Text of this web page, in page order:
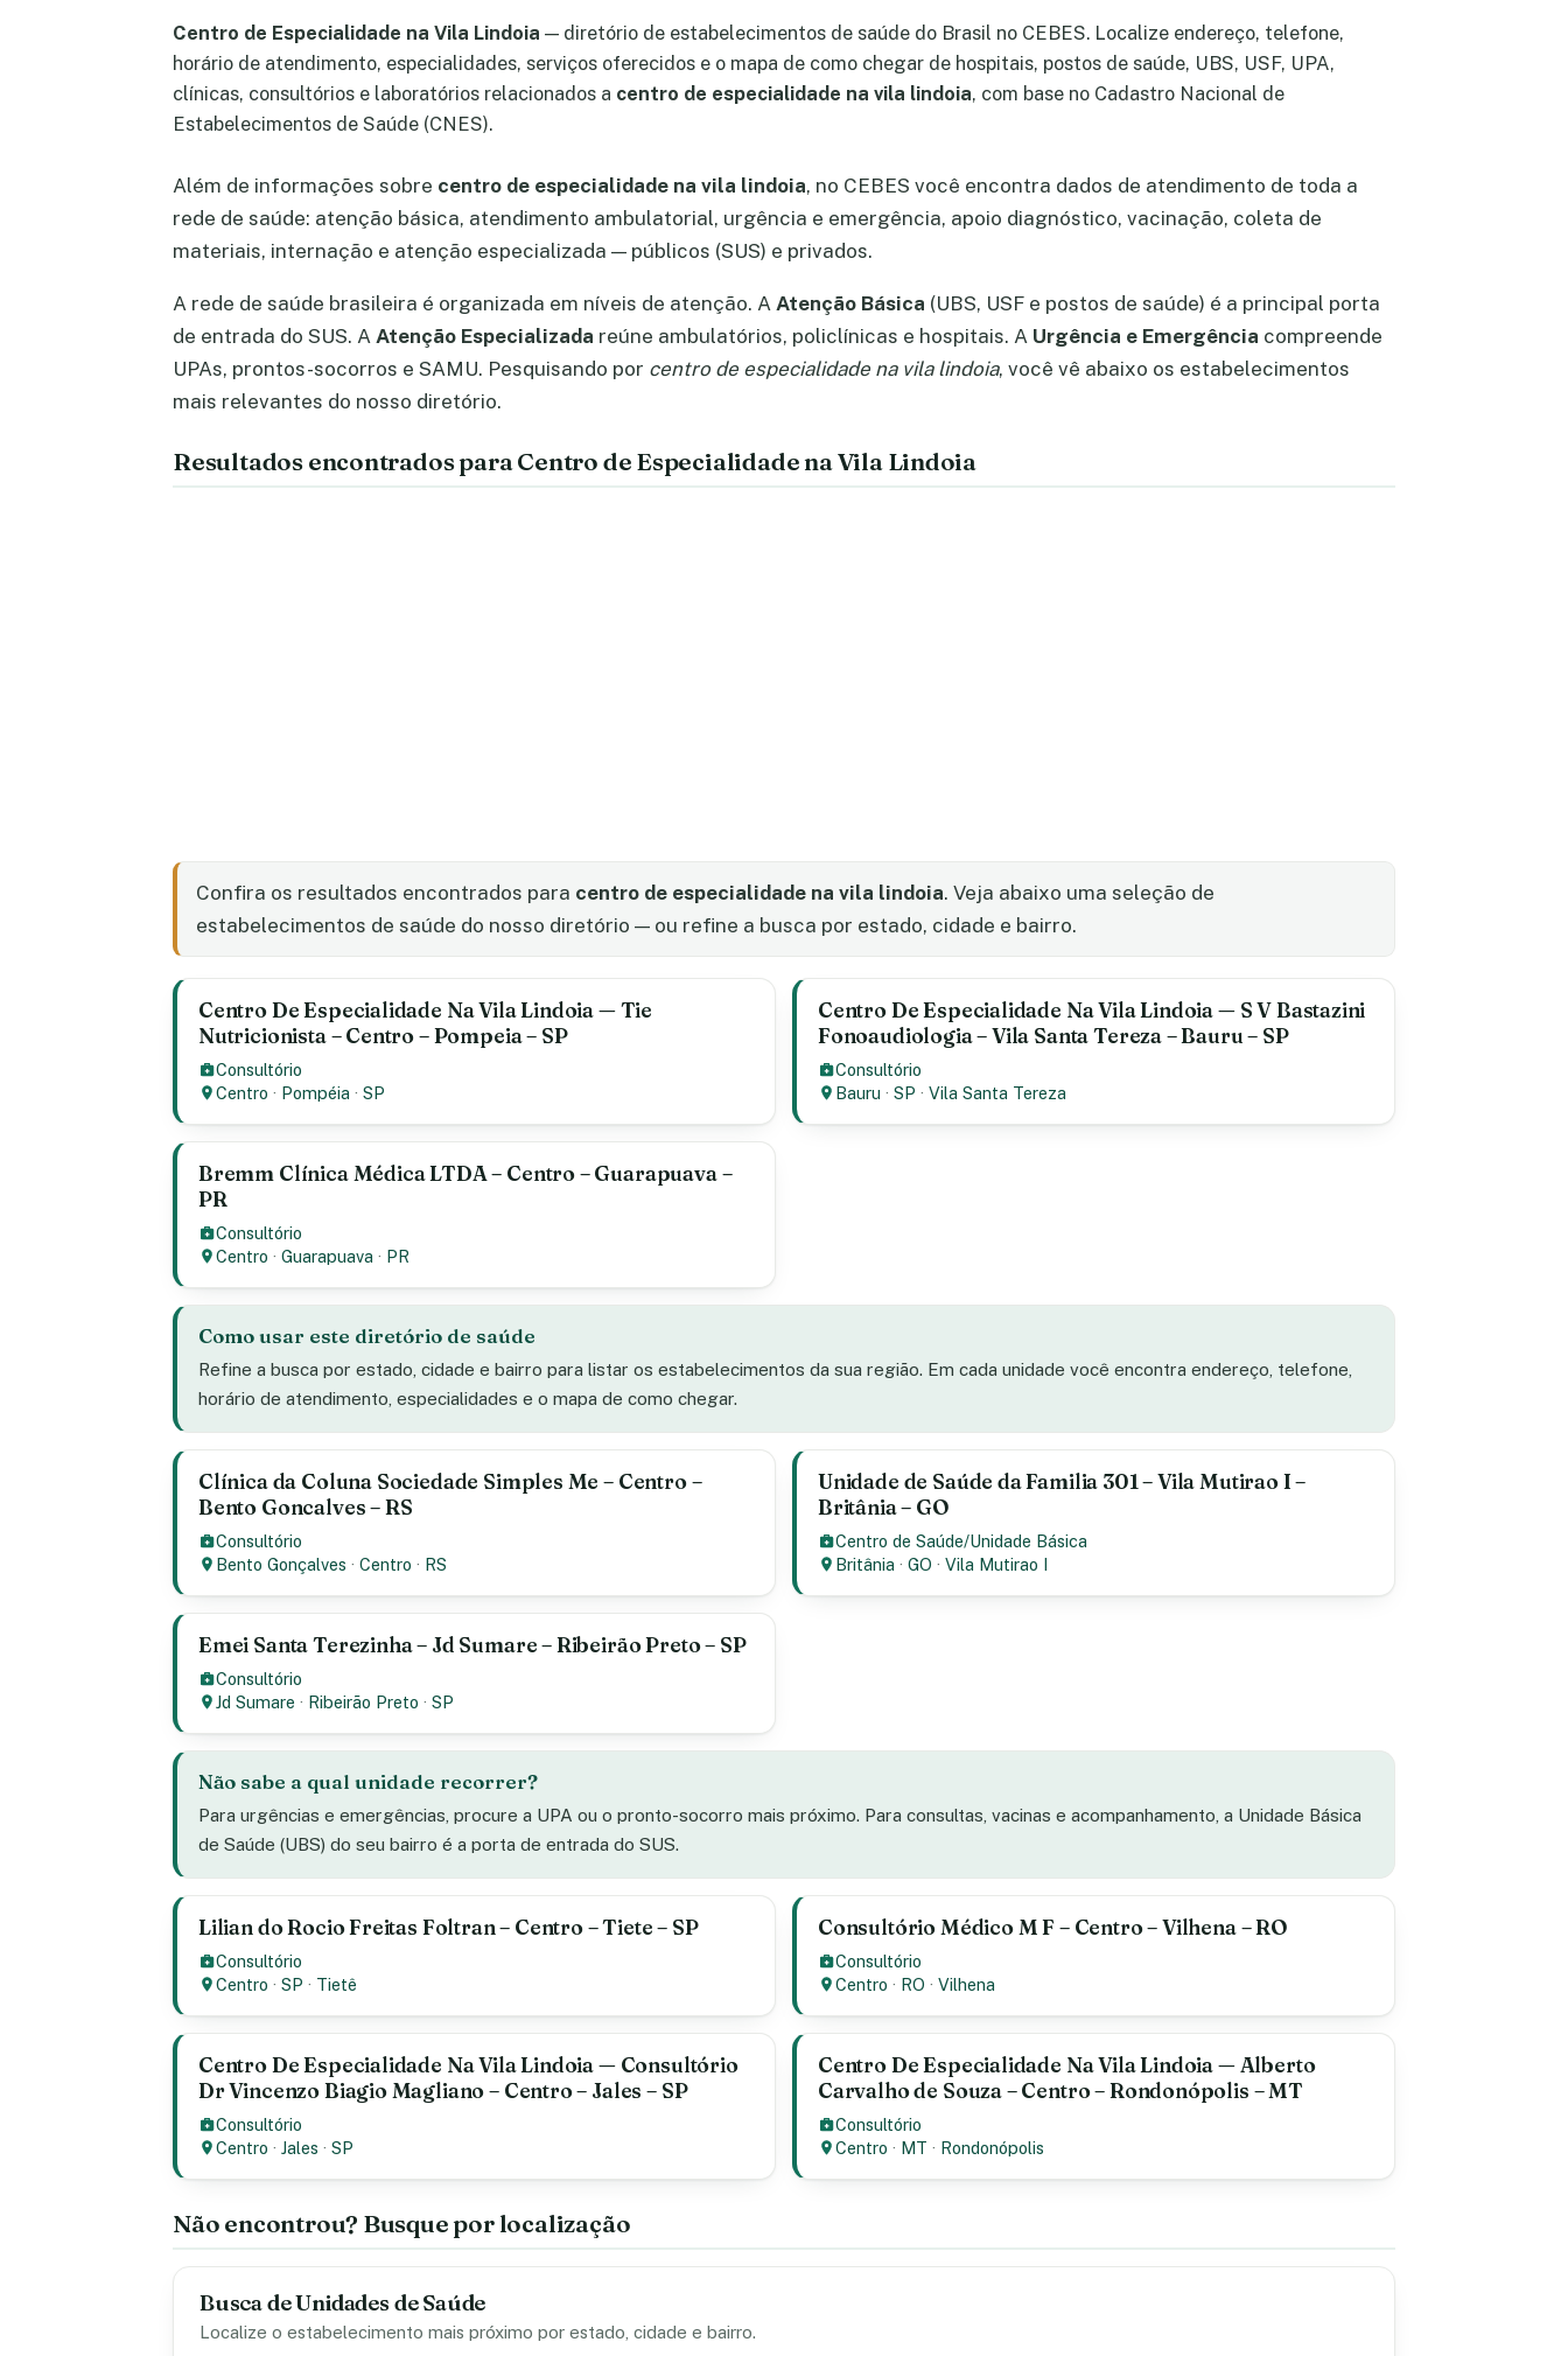
Centro de Especialidade na Vila Lindoia — diretório de estabelecimentos de saúde do Brasil no CEBES. Localize endereço, telefone,
horário de atendimento, especialidades, serviços oferecidos e o mapa de como chegar de hospitais, postos de saúde, UBS, USF, UPA,
clínicas, consultórios e laboratórios relacionados a centro de especialidade na vila lindoia, com base no Cadastro Nacional de
Estabelecimentos de Saúde (CNES).
Além de informações sobre centro de especialidade na vila lindoia, no CEBES você encontra dados de atendimento de toda a
rede de saúde: atenção básica, atendimento ambulatorial, urgência e emergência, apoio diagnóstico, vacinação, coleta de
materiais, internação e atenção especializada — públicos (SUS) e privados.
A rede de saúde brasileira é organizada em níveis de atenção. A Atenção Básica (UBS, USF e postos de saúde) é a principal porta
de entrada do SUS. A Atenção Especializada reúne ambulatórios, policlínicas e hospitais. A Urgência e Emergência compreende
UPAs, prontos-socorros e SAMU. Pesquisando por centro de especialidade na vila lindoia, você vê abaixo os estabelecimentos
mais relevantes do nosso diretório.
Resultados encontrados para Centro de Especialidade na Vila Lindoia
Confira os resultados encontrados para centro de especialidade na vila lindoia. Veja abaixo uma seleção de
estabelecimentos de saúde do nosso diretório — ou refine a busca por estado, cidade e bairro.
Centro De Especialidade Na Vila Lindoia — Tie
Nutricionista – Centro – Pompeia – SP
Consultório
Centro · Pompéia ·SP
Centro De Especialidade Na Vila Lindoia — S V Bastazini
Fonoaudiologia – Vila Santa Tereza – Bauru – SP
Consultório
Bauru ·SP ·Vila Santa Tereza
Bremm Clínica Médica LTDA – Centro – Guarapuava –
PR
Consultório
Centro ·Guarapuava · PR
Como usar este diretório de saúde
Refine a busca por estado, cidade e bairro para listar os estabelecimentos da sua região. Em cada unidade você encontra endereço, telefone,
horário de atendimento, especialidades e o mapa de como chegar.
Clínica da Coluna Sociedade Simples Me – Centro –
Bento Goncalves – RS
Consultório
Bento Gonçalves ·Centro · RS
Unidade de Saúde da Familia 301 – Vila Mutirao I –
Britânia – GO
Centro de Saúde/Unidade Básica
Britânia ·GO ·Vila Mutirao I
Emei Santa Terezinha – Jd Sumare – Ribeirão Preto – SP
Consultório
Jd Sumare · Ribeirão Preto ·SP
Não sabe a qual unidade recorrer?
Para urgências e emergências, procure a UPA ou o pronto-socorro mais próximo. Para consultas, vacinas e acompanhamento, a Unidade Básica
de Saúde (UBS) do seu bairro é a porta de entrada do SUS.
Lilian do Rocio Freitas Foltran – Centro – Tiete – SP
Consultório
Centro ·SP · Tietê
Consultório Médico M F – Centro – Vilhena – RO
Consultório
Centro · RO ·Vilhena
Centro De Especialidade Na Vila Lindoia — Consultório
Dr Vincenzo Biagio Magliano – Centro – Jales – SP
Consultório
Centro ·Jales ·SP
Centro De Especialidade Na Vila Lindoia — Alberto
Carvalho de Souza – Centro – Rondonópolis – MT
Consultório
Centro · MT · Rondonópolis
Não encontrou? Busque por localização
Busca de Unidades de Saúde
Localize o estabelecimento mais próximo por estado, cidade e bairro.